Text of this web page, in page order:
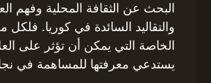
البحث عن الثقافة المحلية وفهم
والتقاليد السائدة في كوريا. فلكل
الخاصة التي يمكن أن تؤثر على
يستدعي معرفتها للمساهمة في